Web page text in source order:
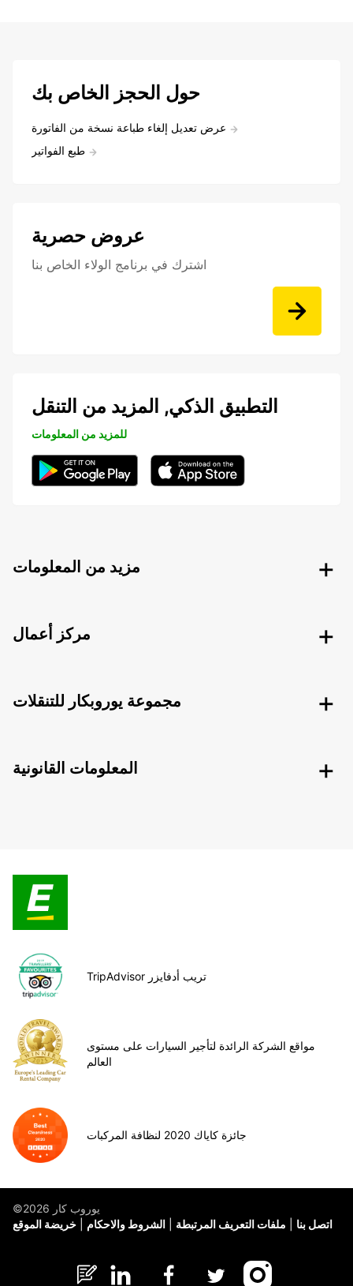
حول الحجز الخاص بك
عرض تعديل إلغاء طباعة نسخة من الفاتورة
طبع الفواتير
عروض حصرية
اشترك في برنامج الولاء الخاص بنا
التطبيق الذكي, المزيد من التنقل
للمزيد من المعلومات
مزيد من المعلومات
مركز أعمال
مجموعة يوروبكار للتنقلات
المعلومات القانونية
TripAdvisor تريب أدفايزر
مواقع الشركة الرائدة لتأجير السيارات على مستوى
العالم
جائزة كاياك 2020 لنظافة المركبات
©يوروب كار 2026
خريضة الموقع
الشروط والاحكام ملفات التعريف المرتبطة اتصل بنا